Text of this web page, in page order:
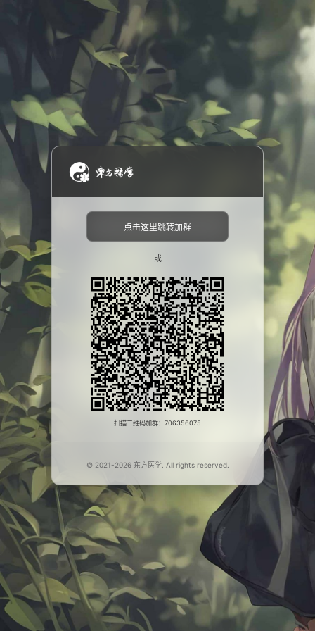
点击这里跳转加群
或
扫描二维码加群：706356075
© 2021-2026 东方医学. All rights reserved.